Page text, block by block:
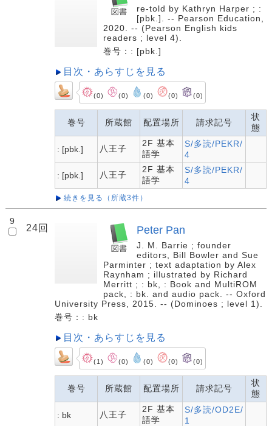
re-told by Kathryn Harper ; :
[pbk.]. -- Pearson Education,
2020. -- (Pearson English kids
readers ; level 4).
巻号：: [pbk.]
目次・あらすじを見る
(0) (0) (0) (0) (0)
巻号 所蔵館 配置場所 請求記号
状
態
: [pbk.] 八王子
2F 基本
語学
S/多読/PEKR/
4
: [pbk.] 八王子
2F 基本
語学
S/多読/PEKR/
4
続きを見る（所蔵3件）
9
24回 Peter Pan
J. M. Barrie ; founder
editors, Bill Bowler and Sue
Parminter ; text adaptation by Alex
Raynham ; illustrated by Richard
Merritt ; : bk, : Book and MultiROM
pack, : bk. and audio pack. -- Oxford
University Press, 2015. -- (Dominoes ; level 1).
巻号：: bk
目次・あらすじを見る
(1) (0) (0) (0) (0)
巻号 所蔵館 配置場所 請求記号
状
態
: bk 八王子
2F 基本
語学
S/多読/OD2E/
1